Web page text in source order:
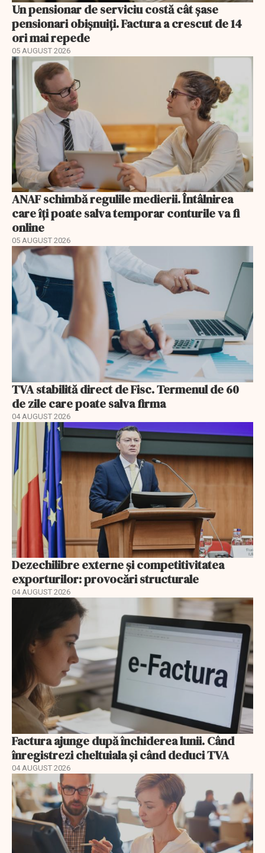
Un pensionar de serviciu costă cât șase
pensionari obișnuiți. Factura a crescut de 14
ori mai repede
05 AUGUST 2026
ANAF schimbă regulile medierii. Întâlnirea
care îți poate salva temporar conturile va fi
online
05 AUGUST 2026
TVA stabilită direct de Fisc. Termenul de 60
de zile care poate salva firma
04 AUGUST 2026
Dezechilibre externe și competitivitatea
exporturilor: provocări structurale
04 AUGUST 2026
Factura ajunge după închiderea lunii. Când
înregistrezi cheltuiala și când deduci TVA
04 AUGUST 2026